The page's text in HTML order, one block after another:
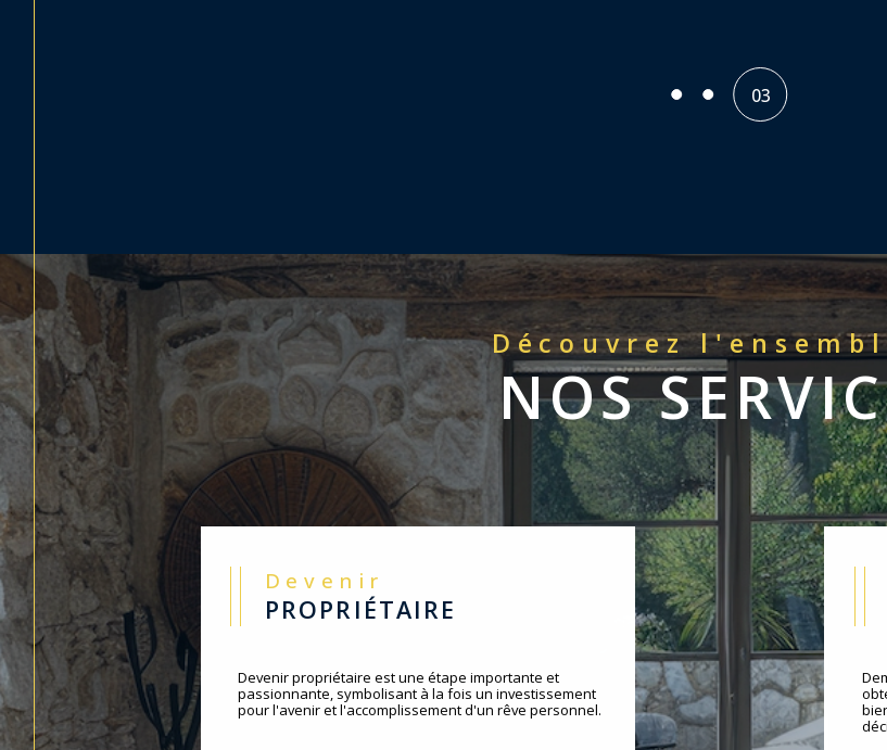
Découvrez
NOS
Devenir
PROPRIÉTAIRE
Devenir propriétaire est une étape importante et
passionnante, symbolisant à la fois un investissement
pour l'avenir et l'accomplissement d'un rêve personnel.